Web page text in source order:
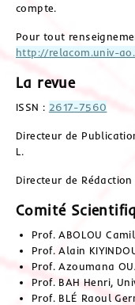
compte.
Pour tout
http://relacom.univ-
La revue
ISSN : 2617-7560
Directeur de
L.
Directeur de
Comité
Prof. ABOLOU
Prof. Alain
Prof. Azoumana
Prof. BAH Henri,
Prof. BLÉ Raoul